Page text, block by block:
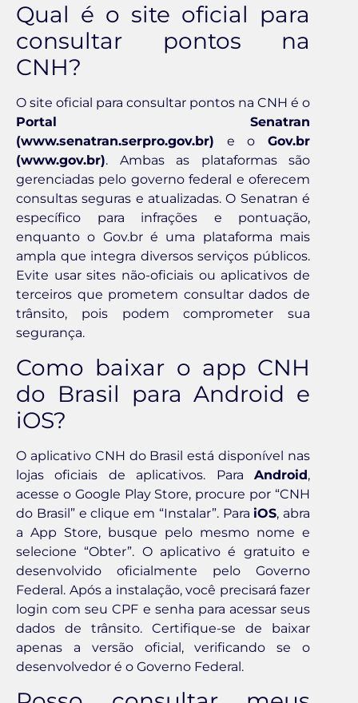
Qual é o site oficial para
consultar pontos na
CNH?
O site oficial para consultar pontos na CNH é o
Portal Senatran
(www.senatran.serpro.gov.br) e o Gov.br
(www.gov.br). Ambas as plataformas são
gerenciadas pelo governo federal e oferecem
consultas seguras e atualizadas. O Senatran é
específico para infrações e pontuação,
enquanto o Gov.br é uma plataforma mais
ampla que integra diversos serviços públicos.
Evite usar sites não-oficiais ou aplicativos de
terceiros que prometem consultar dados de
trânsito, pois podem comprometer sua
segurança.
Como baixar o app CNH
do Brasil para Android e
iOS?
O aplicativo CNH do Brasil está disponível nas
lojas oficiais de aplicativos. Para Android,
acesse o Google Play Store, procure por “CNH
do Brasil” e clique em “Instalar”. Para iOS, abra
a App Store, busque pelo mesmo nome e
selecione “Obter”. O aplicativo é gratuito e
desenvolvido oficialmente pelo Governo
Federal. Após a instalação, você precisará fazer
login com seu CPF e senha para acessar seus
dados de trânsito. Certifique-se de baixar
apenas a versão oficial, verificando se o
desenvolvedor é o Governo Federal.